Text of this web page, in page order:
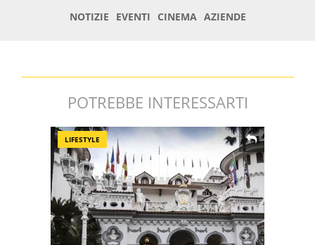
POTREBBE INTERESSARTI
LIFESTYLE